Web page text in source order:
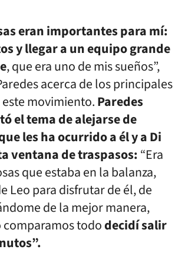
eran importantes para mí:
y llegar a un equipo grande
, que era uno de mis sueños”,
acerca de los principales
movimiento.Paredes
el tema de alejarse de
les ha ocurrido a él y a Di
ventana de traspasos:“Era
que estaba en la balanza,
Leo para disfrutar de él, de
de la mejor manera,
tododecidí salir